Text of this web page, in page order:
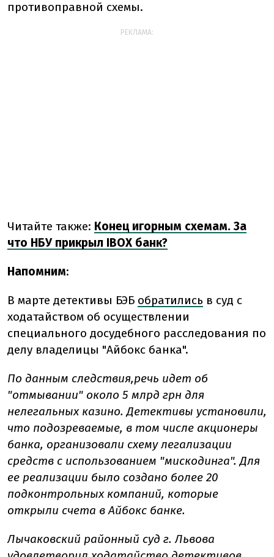
противоправной схемы.
РЕКЛАМА:
Читайте также: Конец игорным схемам. За
что НБУ прикрыл IBOX банк?
Напомним:
В марте детективы БЭБ обратились в суд с
ходатайством об осуществлении
специального досудебного расследования по
делу владелицы "Айбокс банка".
По данным следствия,речь идет об
"отмывании" около 5 млрд грн для
нелегальных казино. Детективы установили,
что подозреваемые, в том числе акционеры
банка, организовали схему легализации
средств с использованием "мискодинга". Для
ее реализации было создано более 20
подконтрольных компаний, которые
открыли счета в Айбокс банке.
Лычаковский районный суд г. Львова